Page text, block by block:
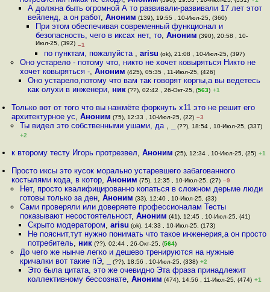
А должна быть огромной А то развивали-развивали 17 лет этот
вейленд, а он работ, Аноним (139), 19:55 , 10-Июл-25, (360)
При этом обеспечивая современный функционал и
безопасность, чего в иксах нет, то,Аноним (390), 20:58 , 10-
Июл-25, (392) –1
по пунктам, пожалуйста , arisu (ok), 21:08 , 10-Июл-25, (397)
Оно устарело - потому что, никто не хочет ковыряться Никто не
хочет ковыряться -, Аноним (425), 05:35 , 11-Июл-25, (426)
Оно устарело,потому что вам так говорят корпы,а вы ведетесь
как олухи в инженери, ник(??), 02:42 , 26-Окт-25, (563) +1
Только вот от того что вы нажмёте форкнуть x11 это не решит его
архитектурное ус,Аноним (75), 12:33 , 10-Июл-25, (22) –3
Ты видел это собственными ушами, да ,
(??), 18:54 , 10-Июл-25, (337)
+2
к второму тесту Игорь протрезвел,Аноним (25), 12:34 , 10-Июл-25, (25) +1
Просто иксы это кусок морально устаревшего забагованного
костылями кода, в котор,Аноним (75), 12:35 , 10-Июл-25, (27) –9
Нет, просто квалифицированно копаться в сложном дерьме люди
готовы только за ден, Аноним (33), 12:40 , 10-Июл-25, (33)
Сами проверяли или доверяете профессионалам Тесты
показывают несостоятельност, Аноним (41), 12:45 , 10-Июл-25, (41)
Скрыто модератором, arisu (ok), 14:33 , 10-Июл-25, (173)
Не пояснит,тут нужно понимать что такое инженерия,а он просто
потребитель, ник(??), 02:44 , 26-Окт-25, (564)
До чего же нынче легко и дешево тренируются на нужные
кричалки вот такие пЭ, (??), 18:56 , 10-Июл-25, (338) +2
Это была цитата, это же очевидно Эта фраза принадлежит
коллективному бессознате, Аноним (474), 14:56 , 11-Июл-25, (474) +1